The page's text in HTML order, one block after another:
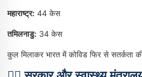
महाराष्ट्र: 44 केस
तमिलनाडु: 34 केस
कुल मिलाकर भारत में कोविड फिर से सतर्कता